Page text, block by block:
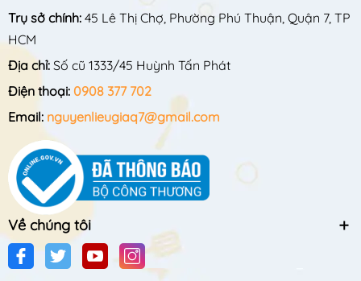
Trụ sở chính: 45 Lê Thị Chợ, Phường Phú Thuận, Quận 7, TP
HCM
Địa chỉ: Số cũ 1333/45 Huỳnh Tấn Phát
Điện thoại: 0908 377 702
Email: nguyenlieugiaq7@gmail.com
Về chúng tôi